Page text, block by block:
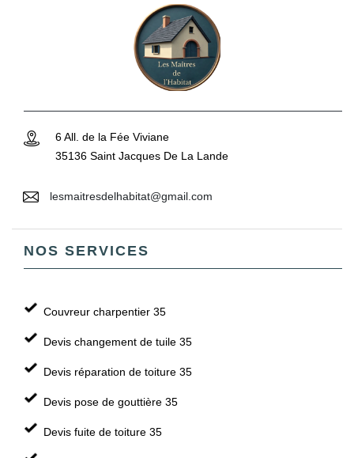
6 All. de la Fée Viviane
35136 Saint Jacques De La Lande
lesmaitresdelhabitat@gmail.com
NOS SERVICES
Couvreur charpentier 35
Devis changement de tuile 35
Devis réparation de toiture 35
Devis pose de gouttière 35
Devis fuite de toiture 35